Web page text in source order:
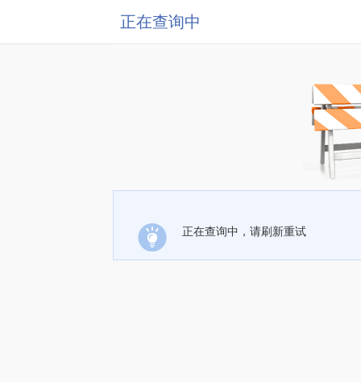
正在查询中
正在查询中，请刷新重试